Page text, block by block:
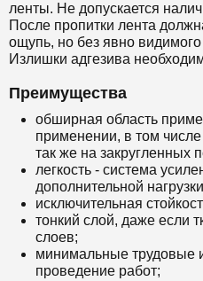
ленты. Не допускается
После пропитки лента
ощупь, но без явно видимого
Излишки адгезива
Преимущества
обширная область
применении, в том
так же на закругленных
легкость - система
дополнительной
исключительная
тонкий слой, даже если
слоев;
минимальные трудовые
проведение работ;